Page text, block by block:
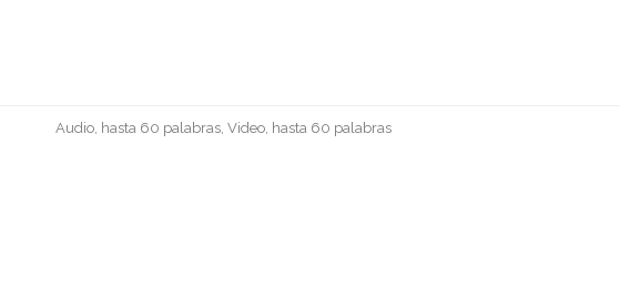
Audio, hasta 60 palabras, Video, hasta 60 palabras